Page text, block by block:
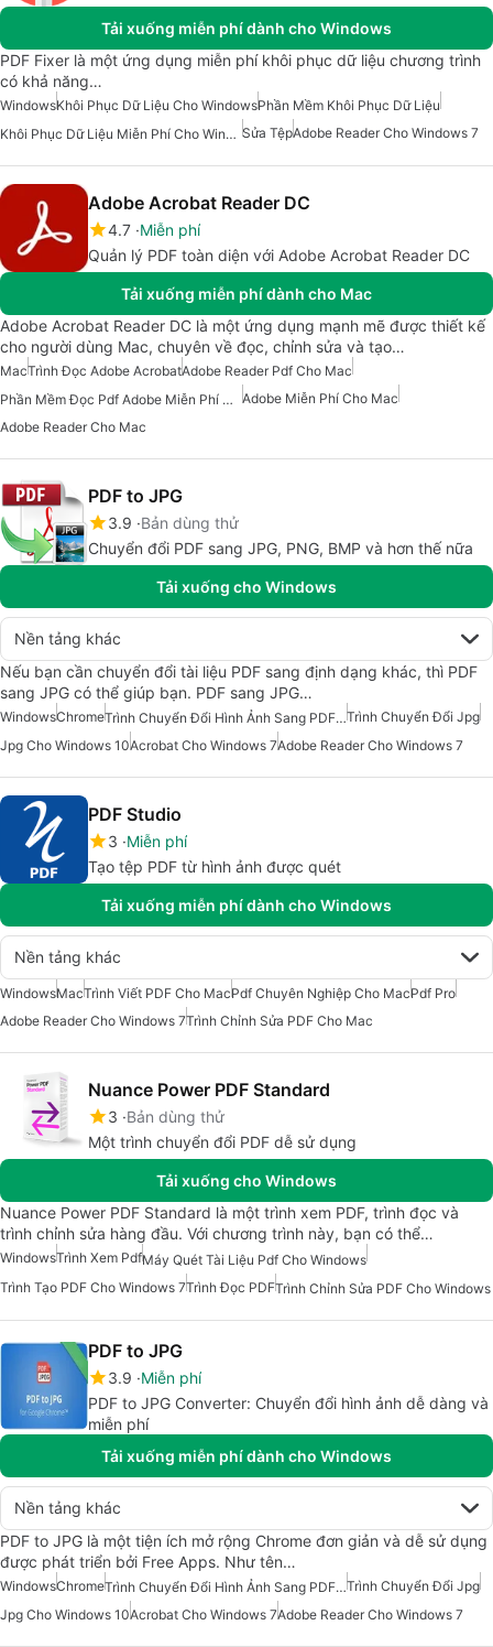
Tải xuống miễn phí dành cho Windows
PDF Fixer là một ứng dụng miễn phí khôi phục dữ liệu chương trình
có khả năng…
WindowsKhôi Phục Dữ Liệu Cho WindowsPhần Mềm Khôi Phục Dữ Liệu
Khôi Phục Dữ Liệu Miễn Phí Cho Windows Sửa TệpAdobe Reader Cho Windows 7
Adobe Acrobat Reader DC
4.7 Miễn phí
Quản lý PDF toàn diện với Adobe Acrobat Reader DC
Tải xuống miễn phí dành cho Mac
Adobe Acrobat Reader DC là một ứng dụng mạnh mẽ được thiết kế
cho người dùng Mac, chuyên về đọc, chỉnh sửa và tạo…
MacTrình Đọc Adobe AcrobatAdobe Reader Pdf Cho Mac
Phần Mềm Đọc Pdf Adobe Miễn Phí Cho Mac
Adobe Miễn Phí Cho Mac
Adobe Reader Cho Mac
PDF to JPG
3.9 Bản dùng thử
Chuyển đổi PDF sang JPG, PNG, BMP và hơn thế nữa
Tải xuống cho Windows
Nền tảng khác
Nếu bạn cần chuyển đổi tài liệu PDF sang định dạng khác, thì PDF
sang JPG có thể giúp bạn. PDF sang JPG…
WindowsChrome Trình Chuyển Đổi Hình Ảnh Sang PDF Miễn PhíTrình Chuyển Đổi Jpg
Jpg Cho Windows 10Acrobat Cho Windows 7Adobe Reader Cho Windows 7
PDF Studio
3 Miễn phí
Tạo tệp PDF từ hình ảnh được quét
Tải xuống miễn phí dành cho Windows
Nền tảng khác
WindowsMacTrình Viết PDF Cho MacPdf Chuyên Nghiệp Cho MacPdf Pro
Adobe Reader Cho Windows 7Trình Chỉnh Sửa PDF Cho Mac
Nuance Power PDF Standard
3 Bản dùng thử
Một trình chuyển đổi PDF dễ sử dụng
Tải xuống cho Windows
Nuance Power PDF Standard là một trình xem PDF, trình đọc và
trình chỉnh sửa hàng đầu. Với chương trình này, bạn có thể…
WindowsTrình Xem PdfMáy Quét Tài Liệu Pdf Cho Windows
Trình Tạo PDF Cho Windows 7Trình Đọc PDFTrình Chỉnh Sửa PDF Cho Windows
PDF to JPG
3.9 Miễn phí
PDF to JPG Converter: Chuyển đổi hình ảnh dễ dàng và
miễn phí
Tải xuống miễn phí dành cho Windows
Nền tảng khác
PDF to JPG là một tiện ích mở rộng Chrome đơn giản và dễ sử dụng
được phát triển bởi Free Apps. Như tên…
WindowsChrome Trình Chuyển Đổi Hình Ảnh Sang PDF Miễn PhíTrình Chuyển Đổi Jpg
Jpg Cho Windows 10Acrobat Cho Windows 7Adobe Reader Cho Windows 7